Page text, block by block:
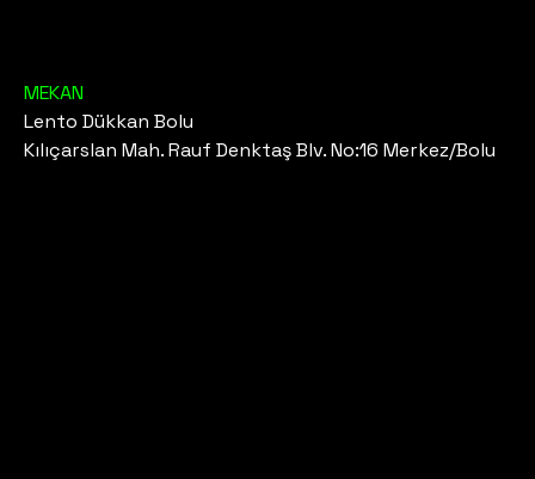
MEKAN
Lento Dükkan Bolu
Kılıçarslan Mah. Rauf Denktaş Blv. No:16 Merkez/Bolu